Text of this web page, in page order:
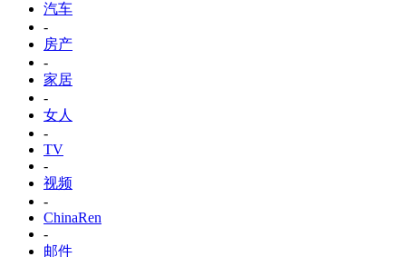
汽车
-
房产
-
家居
-
女人
-
TV
-
视频
-
ChinaRen
-
邮件